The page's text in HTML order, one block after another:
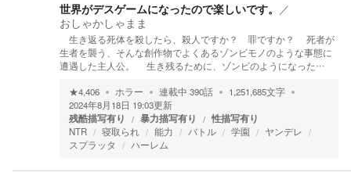
世界がデスゲームになったので楽しいです。 ／
おしゃかしゃまま
生き返る死体を殺したら、殺人ですか？ 罪ですか？ 死者が
生者を襲う、そんな創作物でよくあるゾンビモノのような事態に
遭遇した主人公。 生き残るために、ゾンビのようになった…
★4,406 ホラー 連載中 390話 1,251,685文字
2024年8月18日 19:03更新
残酷描写有り 暴力描写有り 性描写有り
NTR 寝取られ 能力 バトル 学園
ヤンデレ
スプラッタ
ハーレム